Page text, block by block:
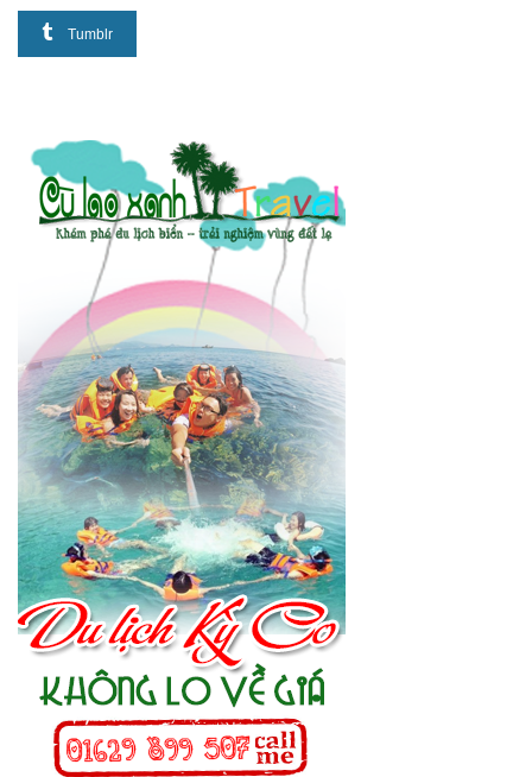
Tumblr